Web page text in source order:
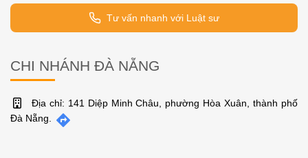
Tư vấn nhanh với Luật sư
CHI NHÁNH ĐÀ NẴNG
Địa chỉ: 141 Diệp Minh Châu, phường Hòa Xuân, thành phố
Đà Nẵng.